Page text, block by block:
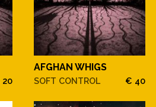
AFGHAN WHIGS
SOFT CONTROL € 40